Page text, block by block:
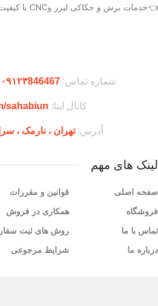
👈خدمات برش و حکاکی لیزر وCNC با کیفیت و دقت بالا
شماره تماس:۰۹۱۲۳846467
کانال ایتا: sahabiun
آدرس:تهران ،‌ نارمک ،
لینک های مهم
صفحه اصلی
فروشگاه
تماس با ما
درباره ما
قوانین و مقررات
همکاری در فروش
روش های ثبت
شرایط مرجوعی